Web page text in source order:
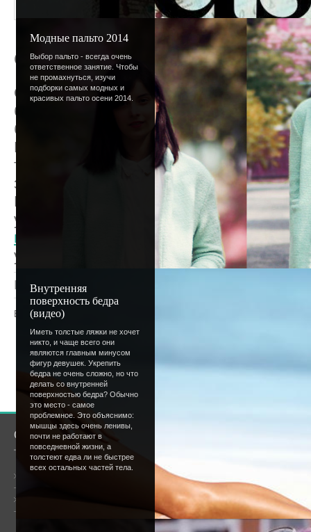
Модные пальто 2014
Выбор пальто - всегда очень
ответственное занятие. Чтобы
не промахнуться, изучи
подборки самых модных и
красивых пальто осени 2014.
Внутренняя
поверхность бедра
(видео)
Иметь толстые ляжки не хочет
никто, и чаще всего они
являются главным минусом
фигур девушек. Укрепить
бедра не очень сложно, но что
делать со внутренней
поверхностью бедра? Обычно
это место - самое
проблемное. Это объяснимо:
мышцы здесь очень ленивы,
почти не работают в
повседневной жизни, а
толстеют едва ли не быстрее
всех остальных частей тела.
Снова в школу
Одиннадцатое января - день, не менее
бы - после стольких праздничных дней
будням не так-то просто. К тому же отдых
Не отчаивайся - и в рабочей жизни
труда найдешь, если постараешься. А
заскучать, и идешь в школу с радостью?
Впереди - новое полугодие, а это
улучшения успеваемости."О том, как
писали."
Все в твоих руках, нам
удачи в учебе.:)
Просмотров
Всего комментариев
Добавлять комментарии могут
О сайте
Онлайн всего:4
Гостей:
Пользователей: